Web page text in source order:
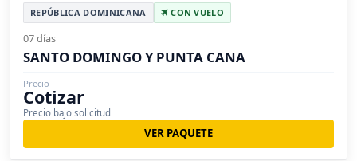
REPÚBLICA DOMINICANA CON VUELO
07 días
SANTO DOMINGO Y PUNTA CANA
Precio
Cotizar
Precio bajo solicitud
VER PAQUETE